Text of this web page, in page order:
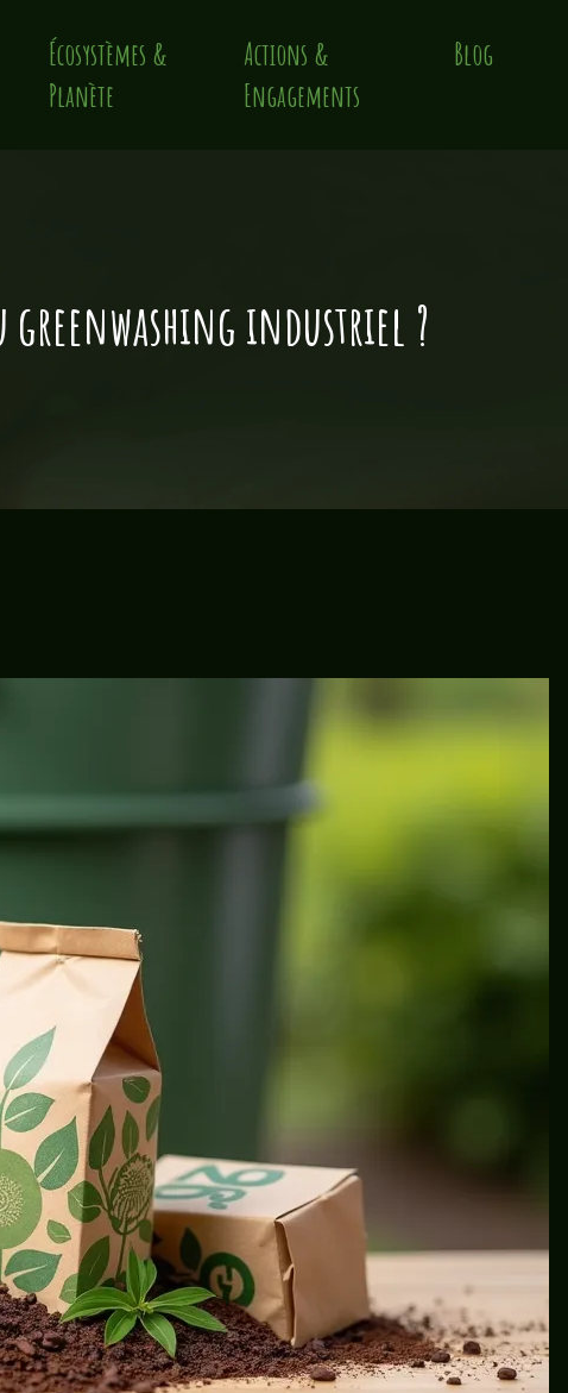
Écosystèmes &
Planète
Actions &
Engagements
Blog
greenwashing industriel ?